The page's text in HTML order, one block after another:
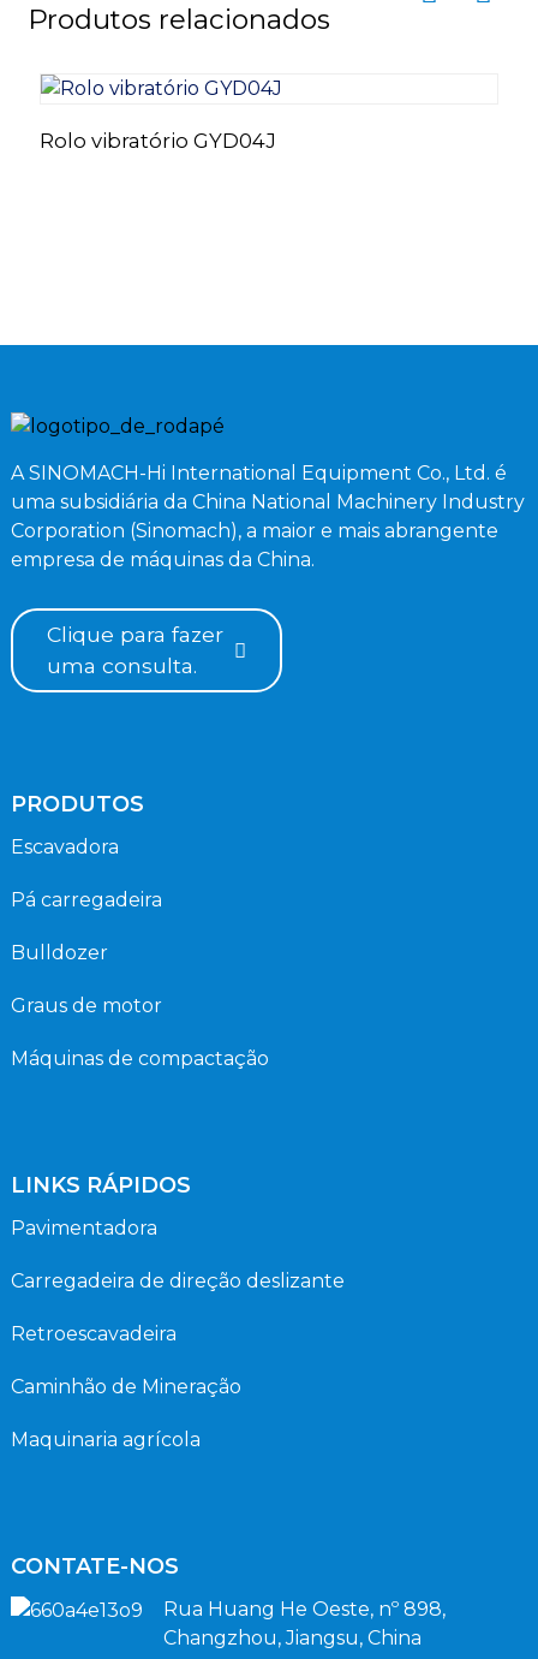
Produtos relacionados
Rolo vibratório GYD04J
A SINOMACH-Hi International Equipment Co., Ltd. é
uma subsidiária da China National Machinery Industry
Corporation (Sinomach), a maior e mais abrangente
empresa de máquinas da China.
Clique para fazer
uma consulta.
PRODUTOS
Escavadora
Pá carregadeira
Bulldozer
Graus de motor
Máquinas de compactação
LINKS RÁPIDOS
Pavimentadora
Carregadeira de direção deslizante
Retroescavadeira
Caminhão de Mineração
Maquinaria agrícola
CONTATE-NOS
Rua Huang He Oeste, nº 898,
Changzhou, Jiangsu, China